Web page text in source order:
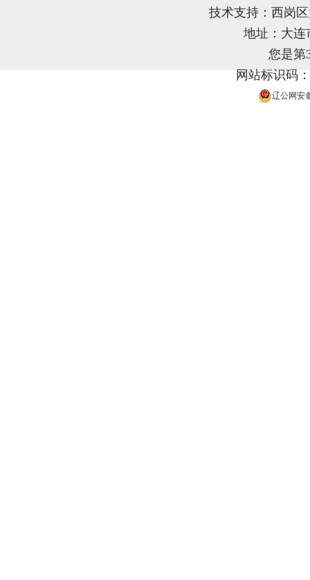
技术支持：西岗
地址：大连
您是第
网站标识码
辽公网安